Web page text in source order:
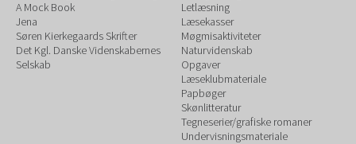
A Mock Book
Jena
Søren Kierkegaards Skrifter
Det Kgl. Danske Videnskabernes
Selskab
Letlæsning
Læsekasser
Møgmisaktiviteter
Naturvidenskab
Opgaver
Læseklubmateriale
Papbøger
Skønlitteratur
Tegneserier/grafiske romaner
Undervisningsmateriale